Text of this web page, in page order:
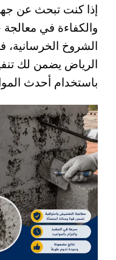
إذا كنت تبحث عن
والكفاءة في
الشروخ
الرياض يضمن لك
باستخدام أحدث